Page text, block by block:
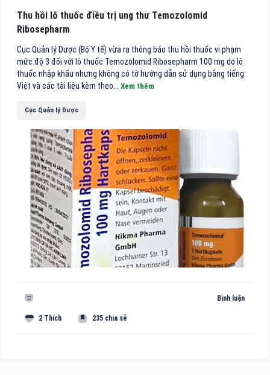
Thu hồi lô thuốc điều trị ung thư Temozolomid
Ribosepharm
Cục Quản lý Dược (Bộ Y tế) vừa ra thông báo thu hồi thuốc vi phạm
mức độ 3 đối với lô thuốc Temozolomid Ribosepharm 100 mg do lô
thuốc nhập khẩu nhưng không có tờ hướng dẫn sử dụng bằng tiếng
Việt và các tài liệu kèm theo... Xem thêm
Cục Quản lý Dược
Bình luận
2 Thích 235 chia sẻ